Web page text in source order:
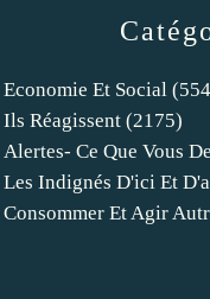
Economie Et Social
Ils Réagissent (2175)
Alertes- Ce Que Vous
Les Indignés D'ici Et
Consommer Et Agir